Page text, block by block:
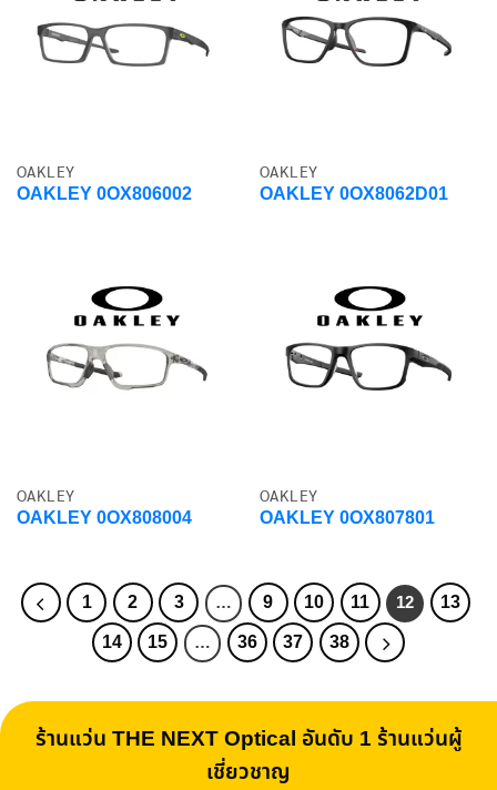
OAKLEY
OAKLEY 0OX806002
OAKLEY
OAKLEY 0OX8062D01
OAKLEY
OAKLEY 0OX808004
OAKLEY
OAKLEY 0OX807801
1 2 3 … 9 10 11 12
13
14
15 … 36 37 38
ร้านแว่น THE NEXT Optical อันดับ 1 ร้านแว่นผู้
เชี่ยวชาญ